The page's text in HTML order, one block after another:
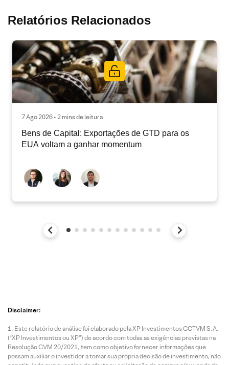
Relatórios Relacionados
7 Ago 2026 • 2 mins de leitura
Bens de Capital: Exportações de GTD para os
EUA voltam a ganhar momentum
Disclaimer:
Este relatório de análise foi elaborado pela XP Investimentos CCTVM S.A.
(“XP Investimentos ou XP”) de acordo com todas as exigências previstas na
Resolução CVM 20/2021, tem como objetivo fornecer informações que
possam auxiliar o investidor a tomar sua própria decisão de investimento, não